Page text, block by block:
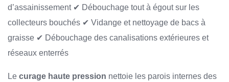
d’assainissement✔ Débouchage tout à égout sur les
collecteurs bouchés ✔ Vidange et nettoyage de bacs à
graisse ✔ Débouchage des canalisations extérieures et
réseaux enterrés
Le curage haute pression nettoie les parois internes des